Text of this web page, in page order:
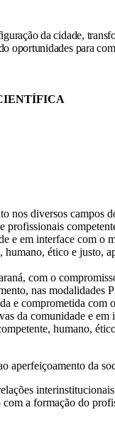
da cidade,
oportunidades para
nos diversos
e em interface com
ético e justo,
com o
nas
e comprometida
da comunidade e
humano,
aperfeiçoamento da
a formação do